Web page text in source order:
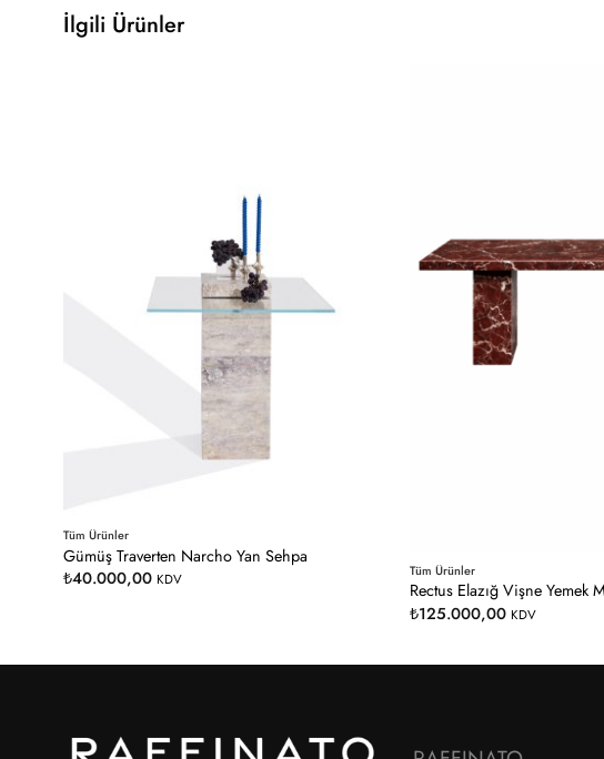
İlgili Ürünler
Tüm Ürünler
Gümüş Traverten Narcho Yan Sehpa
₺40.000,00 KDV
Tüm Ürünler
Rectus Elazığ Vişne Yemek
₺125.000,00 KDV